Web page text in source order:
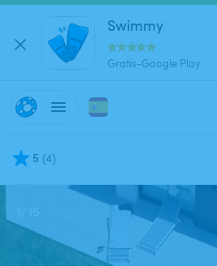
Swimmy
Gratis-Google Play
5 (4)